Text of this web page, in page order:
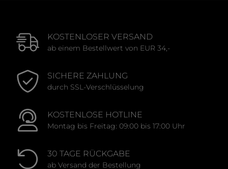
KOSTENLOSER VERSAND
ab einem Bestellwert von EUR 34,-
SICHERE ZAHLUNG
durch SSL-Verschlüsselung
KOSTENLOSE HOTLINE
Montag bis Freitag: 09:00 bis 17:00 Uhr
30 TAGE RÜCKGABE
ab Versand der Bestellung